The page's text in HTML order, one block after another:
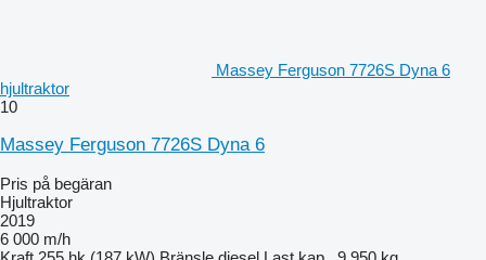
Massey Ferguson 7726S Dyna 6
hjultraktor
10
Massey Ferguson 7726S Dyna 6
Pris på begäran
Hjultraktor
2019
6 000 m/h